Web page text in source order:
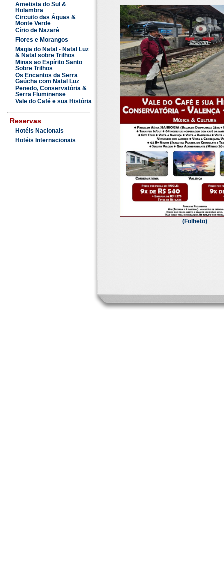
Ametista do Sul &
Holambra
Circuito das Águas &
Monte Verde
Círio de Nazaré
Flores e Morangos
Magia do Natal - Natal Luz
& Natal sobre Trilhos
Minas ao Espírito Santo
Sobre Trilhos
Os Encantos da Serra
Gaúcha com Natal Luz
Penedo, Conservatória &
Serra Fluminense
Vale do Café e sua História
Reservas
Hotéis Nacionais
Hotéis Internacionais
(Folheto)